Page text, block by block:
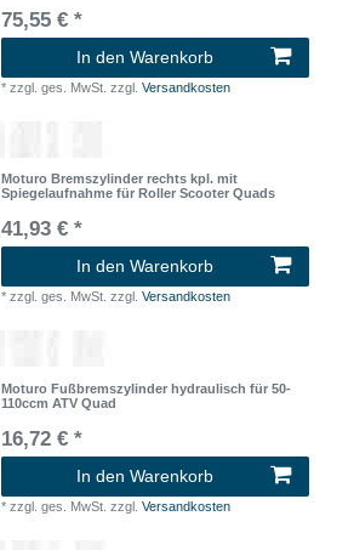
75,55 € *
In den Warenkorb
*zzgl. ges. MwSt. zzgl.Versandkosten
Moturo Bremszylinder rechts kpl. mit
Spiegelaufnahme für Roller Scooter Quads
41,93 € *
In den Warenkorb
*zzgl. ges. MwSt. zzgl.Versandkosten
Moturo Fußbremszylinder hydraulisch für 50-
110ccm ATV Quad
16,72 € *
In den Warenkorb
*zzgl. ges. MwSt. zzgl.Versandkosten